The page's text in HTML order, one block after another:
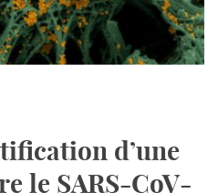
d’une
le SARS-CoV-